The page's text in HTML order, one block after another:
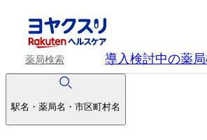
薬局検索 導入検討中の薬
駅名・薬局名・市区町村名